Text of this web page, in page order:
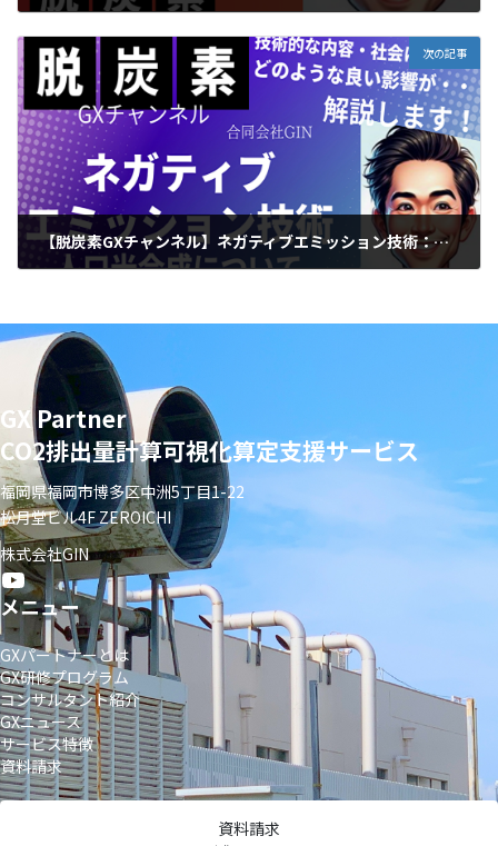
次の記事
【脱炭素GXチャンネル】ネガティブエミッション技術：人口光合成について解説
GX Partner
CO2排出量計算可視化算定支援サービス
福岡県福岡市博多区中洲5丁目1-22
松月堂ビル4F ZEROICHI
株式会社GIN
メニュー
GXパートナーとは
GX研修プログラム
コンサルタント紹介
GXニュース
サービス特徴
資料請求
資料請求